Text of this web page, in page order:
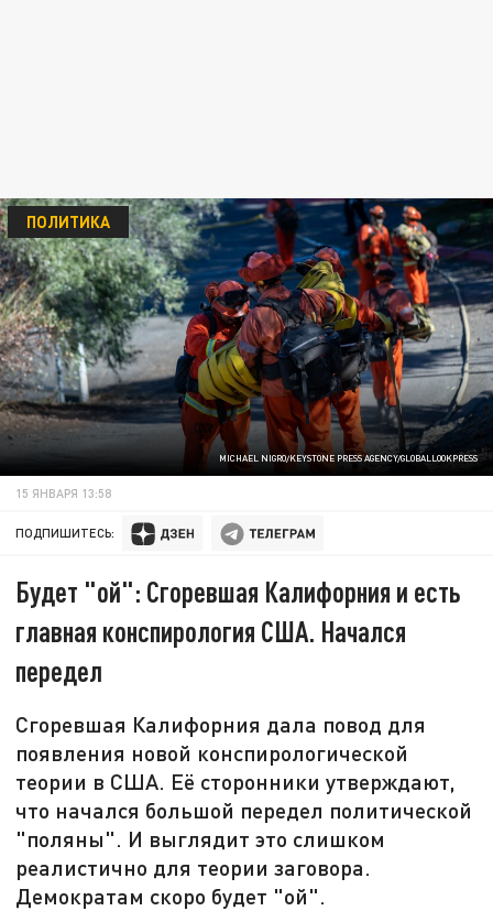
MICHAEL NIGRO/KEYSTONE PRESS AGENCY/GLOBALLOOKPRESS
ПОЛИТИКА
15 ЯНВАРЯ 13:58
ПОДПИШИТЕСЬ:
Будет "ой": Сгоревшая Калифорния и есть
главная конспирология США. Начался
передел
Сгоревшая Калифорния дала повод для
появления новой конспирологической
теории в США. Её сторонники утверждают,
что начался большой передел политической
"поляны". И выглядит это слишком
реалистично для теории заговора.
Демократам скоро будет "ой".